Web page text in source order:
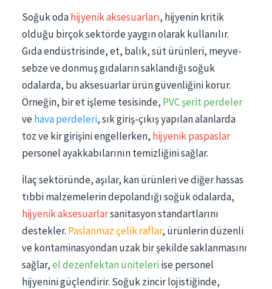
Soğuk odahijyenik aksesuarları, hijyenin kritik
olduğu birçok sektörde yaygın olarak kullanılır.
Gıda endüstrisinde, et, balık, süt ürünleri, meyve-
sebze ve donmuş gıdaların saklandığı soğuk
odalarda, bu aksesuarlar ürün güvenliğini korur.
Örneğin, bir et işleme tesisinde, PVC şerit perdeler
vehava perdeleri, sık giriş-çıkış yapılan alanlarda
toz ve kir girişini engellerken, hijyenik paspaslar
personel ayakkabılarının temizliğini sağlar.
İlaç sektöründe, aşılar, kan ürünleri ve diğer hassas
tıbbi malzemelerin depolandığı soğuk odalarda,
hijyenik aksesuarlarsanitasyon standartlarını
destekler. Paslanmaz çelik raflar, ürünlerin düzenli
ve kontaminasyondan uzak bir şekilde saklanmasını
sağlar,el dezenfektan üniteleri ise personel
hijyenini güçlendirir. Soğuk zincir lojistiğinde,